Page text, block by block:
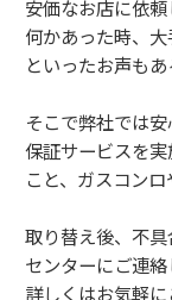
安価なお店に依
何かあった時、
といったお声も
そこで弊社では
保証サービスを
こと、ガスコン
取り替え後、不
センターにご連
詳しくはお気軽に